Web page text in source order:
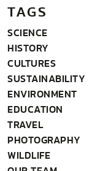
TAGS
SCIENCE
HISTORY
CULTURES
SUSTAINABILITY
ENVIRONMENT
EDUCATION
TRAVEL
PHOTOGRAPHY
WILDLIFE